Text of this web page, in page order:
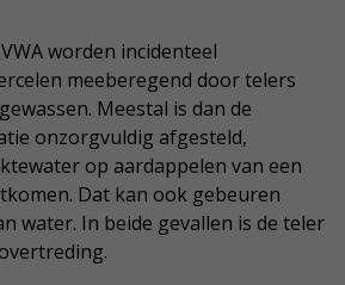
worden incidenteel
meeberegend door telers
Meestal is dan de
onzorgvuldig afgesteld,
op aardappelen van een
Dat kan ook gebeuren
water. In beide gevallen is de teler